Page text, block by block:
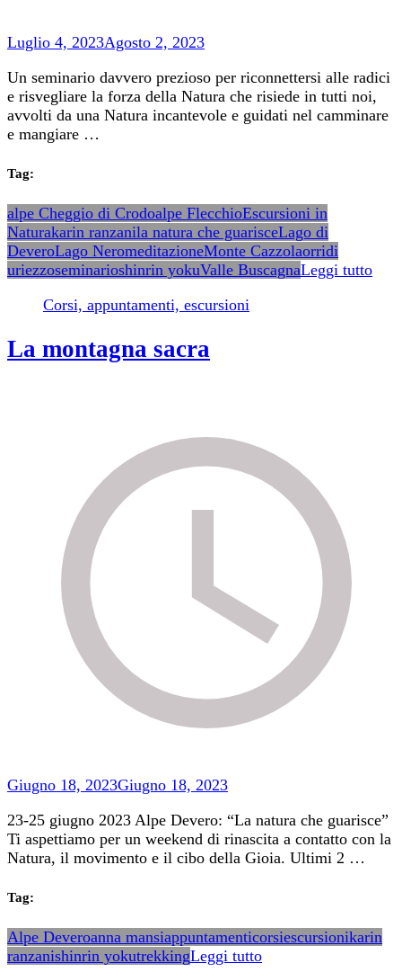
Luglio 4, 2023Agosto 2, 2023
Un seminario davvero prezioso per riconnettersi alle radici
e risvegliare la forza della Natura che risiede in tutti noi,
avvolti da una Natura incantevole e guidati nel camminare
e mangiare …
Tag:
alpe Cheggio di Crodoalpe FlecchioEscursioni in
Naturakarin ranzanila natura che guarisceLago di
DeveroLago NeromeditazioneMonte Cazzolaorridi
uriezzoseminarioshinrin yokuValle BuscagnaLeggi tutto
Corsi, appuntamenti, escursioni
La montagna sacra
Giugno 18, 2023Giugno 18, 2023
23-25 giugno 2023 Alpe Devero: “La natura che guarisce”
Ti aspettiamo per un weekend di rinascita a contatto con la
Natura, il movimento e il cibo della Gioia. Ultimi 2 …
Tag:
Alpe Deveroanna mansiappuntamenticorsiescursionikarin
ranzanishinrin yokutrekkingLeggi tutto